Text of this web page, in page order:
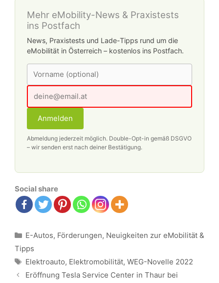
Mehr eMobility-News & Praxistests
ins Postfach
News, Praxistests und Lade-Tipps rund um die
eMobilität in Österreich – kostenlos ins Postfach.
Anmelden
Abmeldung jederzeit möglich. Double-Opt-in gemäß DSGVO
– wir senden erst nach deiner Bestätigung.
Social share
Kategorien
E-Autos, Förderungen, Neuigkeiten zur eMobilität &
Tipps
Schlagwörter
Elektroauto, Elektromobilität, WEG-Novelle 2022
Beitrags-
Eröffnung Tesla Service Center in Thaur bei